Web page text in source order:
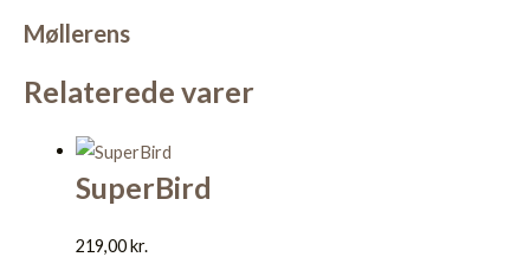
Møllerens
Relaterede varer
SuperBird
219,00kr.